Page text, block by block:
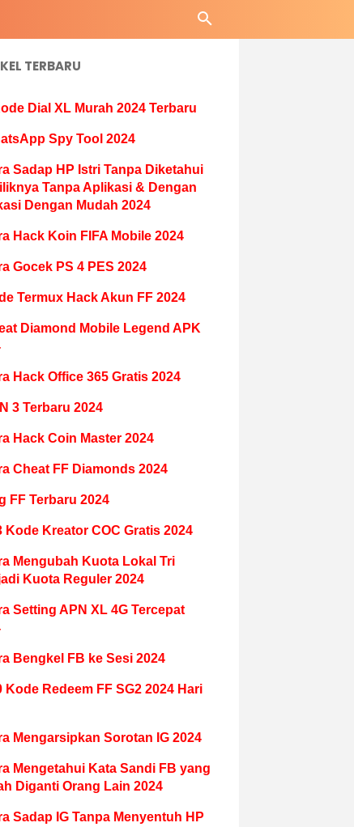
TERBARU
Dial XL Murah 2024 Terbaru
Spy Tool 2024
Sadap HP Istri Tanpa Diketahui
Tanpa Aplikasi & Dengan
Dengan Mudah 2024
Hack Koin FIFA Mobile 2024
Gocek PS 4 PES 2024
Termux Hack Akun FF 2024
Diamond Mobile Legend APK
Hack Office 365 Gratis 2024
3 Terbaru 2024
Hack Coin Master 2024
Cheat FF Diamonds 2024
FF Terbaru 2024
Kode Kreator COC Gratis 2024
Mengubah Kuota Lokal Tri
Kuota Reguler 2024
Setting APN XL 4G Tercepat
Bengkel FB ke Sesi 2024
Kode Redeem FF SG2 2024 Hari
Mengarsipkan Sorotan IG 2024
Mengetahui Kata Sandi FB yang
Diganti Orang Lain 2024
Sadap IG Tanpa Menyentuh HP